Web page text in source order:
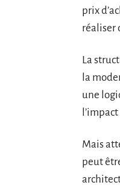
prix
réaliser
La
la
une
Mais
peut